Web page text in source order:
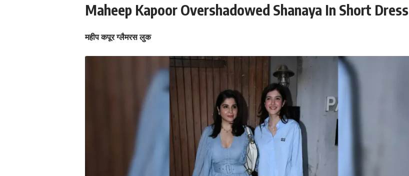
Maheep Kapoor Overshadowed Shanaya In Short Dress
महीप कपूर ग्लैमरस लुक